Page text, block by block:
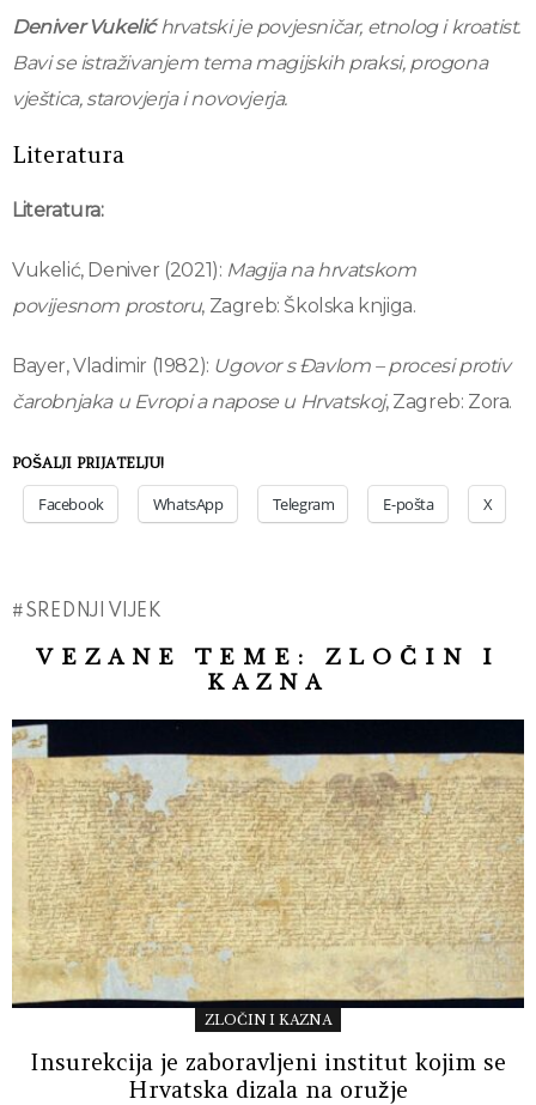
Deniver Vukelićhrvatski je povjesničar, etnolog i kroatist.
Bavi se istraživanjem tema magijskih praksi, progona
vještica, starovjerja i novovjerja.
Literatura
Literatura:
Vukelić, Deniver (2021): Magija na hrvatskom
povijesnom prostoru, Zagreb: Školska knjiga.
Bayer, Vladimir (1982): Ugovor s Đavlom – procesi protiv
čarobnjaka u Evropi a napose u Hrvatskoj, Zagreb: Zora.
POŠALJI PRIJATELJU!
Facebook WhatsApp Telegram E-pošta X
SREDNJI VIJEK
VEZANE TEME: ZLOČIN I
KAZNA
ZLOČIN I KAZNA
Insurekcija je zaboravljeni institut kojim se
Hrvatska dizala na oružje